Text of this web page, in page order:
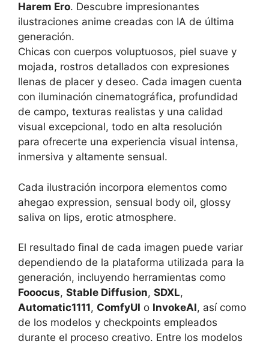
Harem Ero. Descubre impresionantes
ilustraciones anime creadas con IA de última
generación.
Chicas con cuerpos voluptuosos, piel suave y
mojada, rostros detallados con expresiones
llenas de placer y deseo. Cada imagen cuenta
con iluminación cinematográfica, profundidad
de campo, texturas realistas y una calidad
visual excepcional, todo en alta resolución
para ofrecerte una experiencia visual intensa,
inmersiva y altamente sensual.
Cada ilustración incorpora elementos como
ahegao expression, sensual body oil, glossy
saliva on lips, erotic atmosphere.
El resultado final de cada imagen puede variar
dependiendo de la plataforma utilizada para la
generación, incluyendo herramientas como
Fooocus, Stable Diffusion, SDXL,
Automatic1111, ComfyUI o InvokeAI, así como
de los modelos y checkpoints empleados
durante el proceso creativo. Entre los modelos